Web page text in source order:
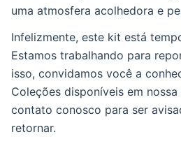
uma atmosfera acolhedora e
Infelizmente, este kit está
Estamos trabalhando para
isso, convidamos você a
Coleções disponíveis em
contato conosco para ser
retornar.